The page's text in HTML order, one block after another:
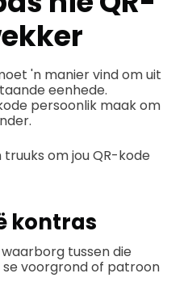
'n manier vind om uit
eenhede.
persoonlik maak om
om jou QR-kode
kontras
tussen die
se voorgrond of patroon